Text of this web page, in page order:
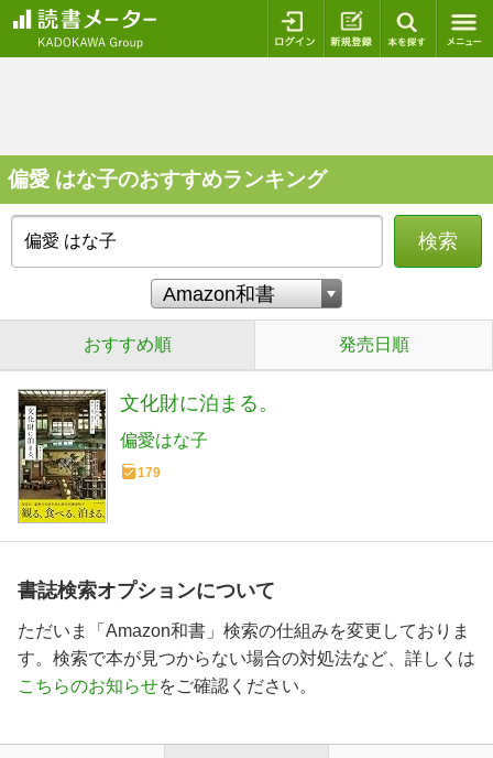
ログイン 新規登録
偏愛 はな子のおすすめランキング
検索
おすすめ順 発売日順
文化財に泊まる。
偏愛はな子
179
書誌検索オプションについて
ただいま「Amazon和書」検索の仕組みを変更しておりま
す。検索で本が見つからない場合の対処法など、詳しくは
こちらのお知らせをご確認ください。